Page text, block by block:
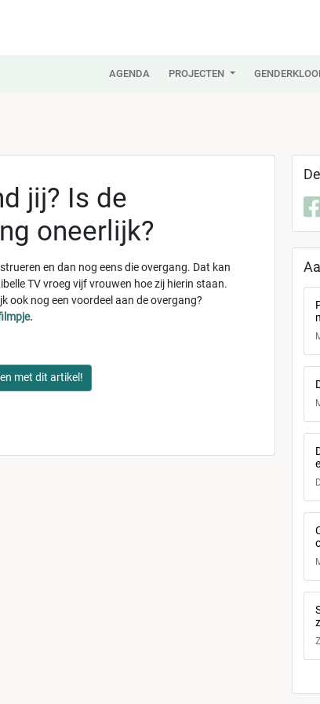
AGENDA PROJECTEN
jij? Is de
oneerlijk?
en dan nog eens die overgang. Dat kan
TV vroeg vijf vrouwen hoe zij hierin staan.
ook nog een voordeel aan de overgang?
met dit artikel!